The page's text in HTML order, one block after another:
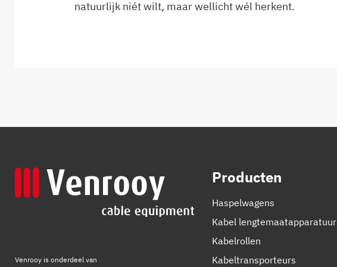
natuurlijk niét wilt, maar wellicht wél herkent.
Venrooy is onderdeel van
Producten
Haspelwagens
Kabel lengtemaatapparatuur
Kabelrollen
Kabeltransporteurs